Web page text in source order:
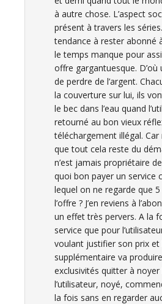
à autre chose. L’aspect
présent à travers les
tendance à rester abonné
le temps manque pour
offre gargantuesque.
de perdre de l’argent.
la couverture sur lui, ils
le bec dans l’eau quand
retourné au bon vieux
téléchargement illégal. Car
que tout cela reste du
n’est jamais propriétaire
quoi bon payer un service
lequel on ne regarde que 5
l’offre ? J’en reviens à
un effet très pervers. A la
service que pour
voulant justifier son prix et
supplémentaire va
exclusivités quitter à noyer
l’utilisateur, noyé,
la fois sans en regarder